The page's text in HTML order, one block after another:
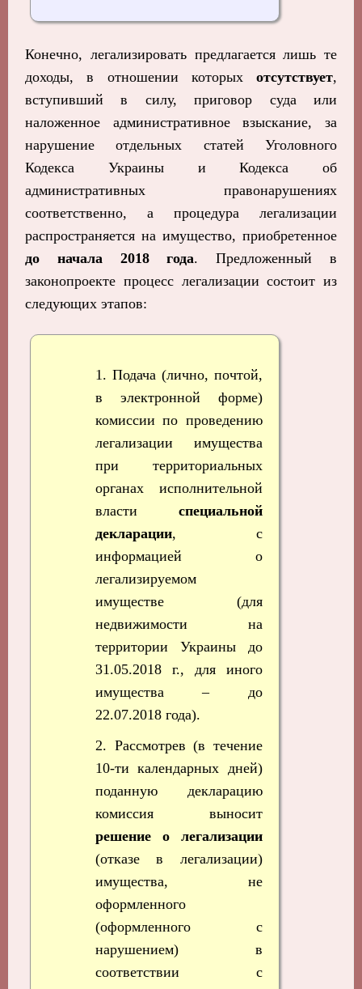
Конечно, легализировать предлагается лишь те
доходы, в отношении которых отсутствует,
вступивший в силу, приговор суда или
наложенное административное взыскание, за
нарушение отдельных статей Уголовного
Кодекса Украины и Кодекса об
административных правонарушениях
соответственно, а процедура легализации
распространяется на имущество, приобретенное
до начала 2018 года. Предложенный в
законопроекте процесс легализации состоит из
следующих этапов:
1. Подача (лично, почтой,
в электронной форме)
комиссии по проведению
легализации имущества
при территориальных
органах исполнительной
власти специальной
декларации, с
информацией о
легализируемом
имуществе (для
недвижимости на
территории Украины до
31.05.2018 г., для иного
имущества – до
22.07.2018 года).
2. Рассмотрев (в течение
10-ти календарных дней)
поданную декларацию
комиссия выносит
решение о легализации
(отказе в легализации)
имущества, не
оформленного
(оформленного с
нарушением) в
соответствии с